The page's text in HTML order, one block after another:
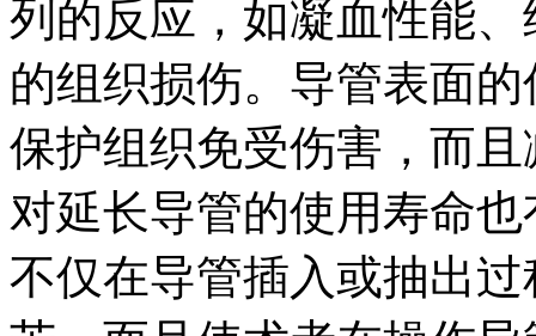
列的反应，如凝血性能
的组织损伤。导管表面
保护组织免受伤害，而
对延长导管的使用寿命
不仅在导管插入或抽出